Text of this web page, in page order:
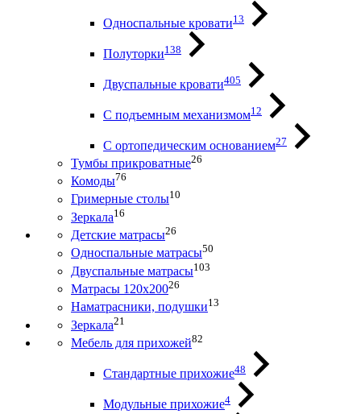
Односпальные кровати13
Полуторки138
Двуспальные кровати405
С подъемным механизмом12
С ортопедическим основанием27
Тумбы прикроватные26
Комоды76
Гримерные столы10
Зеркала16
Детские матрасы26
Односпальные матрасы50
Двуспальные матрасы103
Матрасы 120х20026
Наматрасники, подушки13
Зеркала21
Мебель для прихожей82
Стандартные прихожие48
Модульные прихожие4